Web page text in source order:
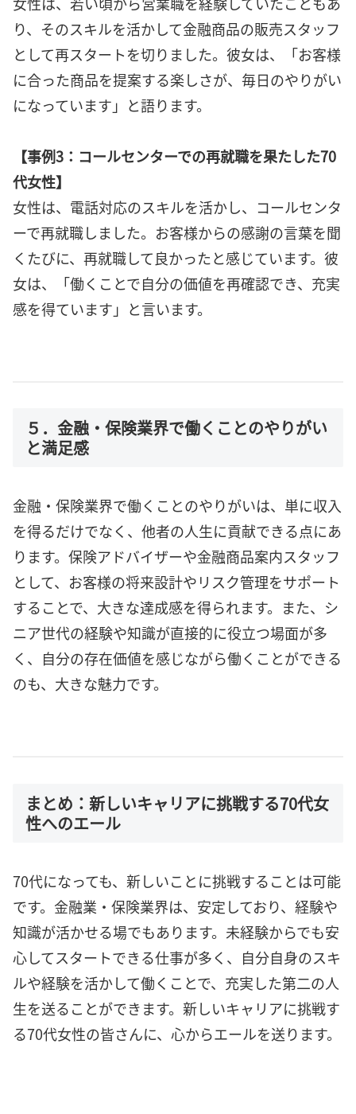
り、そのスキルを活かして金融商品の販売スタッフ
として再スタートを切りました。彼女は、「お客様
に合った商品を提案する楽しさが、毎日のやりがい
になっています」と語ります。
【事例3：コールセンターでの再就職を果たした70
代女性】
女性は、電話対応のスキルを活かし、コールセンタ
ーで再就職しました。お客様からの感謝の言葉を聞
くたびに、再就職して良かったと感じています。彼
女は、「働くことで自分の価値を再確認でき、充実
感を得ています」と言います。
５．金融・保険業界で働くことのやりがい
と満足感
金融・保険業界で働くことのやりがいは、単に収入
を得るだけでなく、他者の人生に貢献できる点にあ
ります。保険アドバイザーや金融商品案内スタッフ
として、お客様の将来設計やリスク管理をサポート
することで、大きな達成感を得られます。また、シ
ニア世代の経験や知識が直接的に役立つ場面が多
く、自分の存在価値を感じながら働くことができる
のも、大きな魅力です。
まとめ：新しいキャリアに挑戦する70代女
性へのエール
70代になっても、新しいことに挑戦することは可能
です。金融業・保険業界は、安定しており、経験や
知識が活かせる場でもあります。未経験からでも安
心してスタートできる仕事が多く、自分自身のスキ
ルや経験を活かして働くことで、充実した第二の人
生を送ることができます。新しいキャリアに挑戦す
る70代女性の皆さんに、心からエールを送ります。